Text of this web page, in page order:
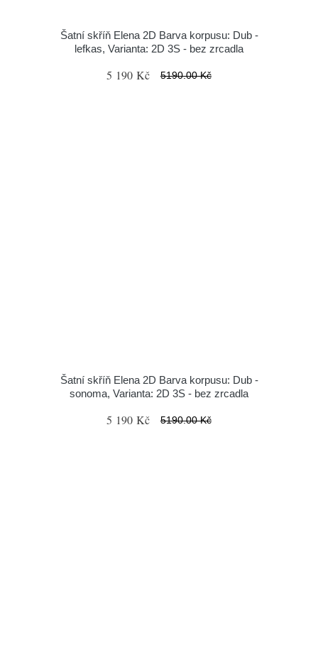
Šatní skříň Elena 2D Barva korpusu: Dub -
lefkas, Varianta: 2D 3S - bez zrcadla
5 190 Kč 5190.00 Kč
Šatní skříň Elena 2D Barva korpusu: Dub -
sonoma, Varianta: 2D 3S - bez zrcadla
5 190 Kč 5190.00 Kč